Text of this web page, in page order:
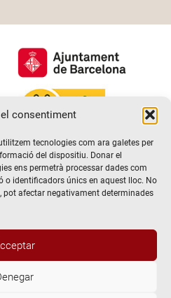
consentiment
tecnologies com ara galetes per
del dispositiu. Donar el
ens permetrà processar dades com
o identificadors únics en aquest lloc. No
pot afectar negativament determinades
Tots els drets reservats